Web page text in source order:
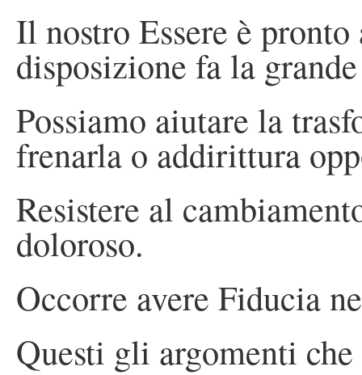
Il nostro Essere è
disposizione fa la
Possiamo aiutare la
frenarla o addirittura
Resistere al
doloroso.
Occorre avere Fiducia
Questi gli argomenti